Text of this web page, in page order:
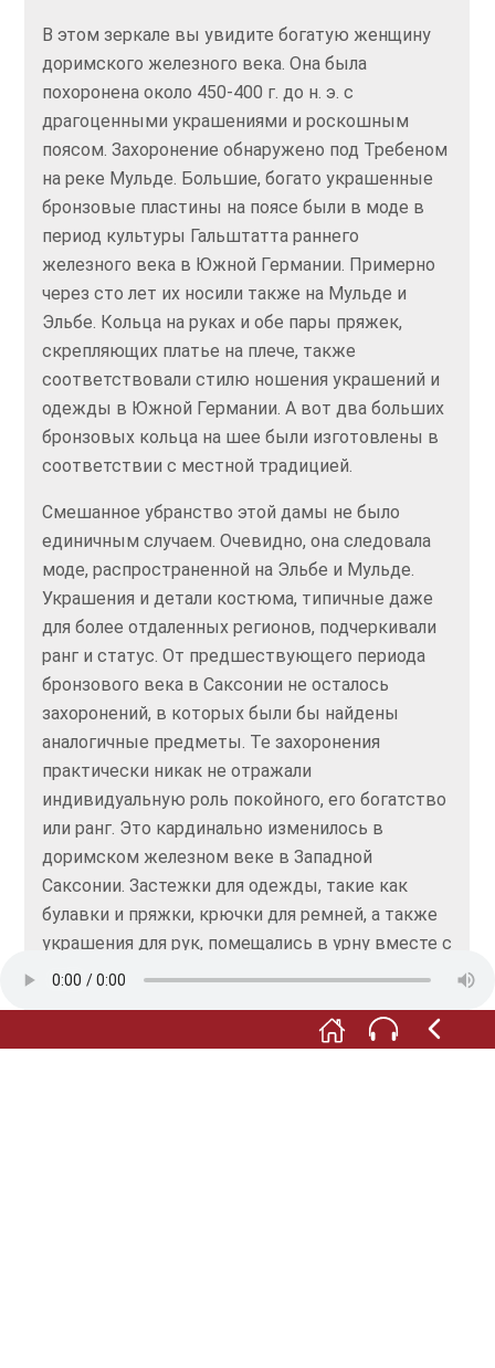
В этом зеркале вы увидите богатую женщину
доримского железного века. Она была
похоронена около 450-400 г. до н. э. с
драгоценными украшениями и роскошным
поясом. Захоронение обнаружено под Требеном
на реке Мульде. Большие, богато украшенные
бронзовые пластины на поясе были в моде в
период культуры Гальштатта раннего
железного века в Южной Германии. Примерно
через сто лет их носили также на Мульде и
Эльбе. Кольца на руках и обе пары пряжек,
скрепляющих платье на плече, также
соответствовали стилю ношения украшений и
одежды в Южной Германии. А вот два больших
бронзовых кольца на шее были изготовлены в
соответствии с местной традицией.
Смешанное убранство этой дамы не было
единичным случаем. Очевидно, она следовала
моде, распространенной на Эльбе и Мульде.
Украшения и детали костюма, типичные даже
для более отдаленных регионов, подчеркивали
ранг и статус. От предшествующего периода
бронзового века в Саксонии не осталось
захоронений, в которых были бы найдены
аналогичные предметы. Те захоронения
практически никак не отражали
индивидуальную роль покойного, его богатство
или ранг. Это кардинально изменилось в
доримском железном веке в Западной
Саксонии. Застежки для одежды, такие как
булавки и пряжки, крючки для ремней, а также
украшения для рук, помещались в урну вместе с
прахом. Предполагается, что на церемонии
специальную одежду, а в свою обычную.